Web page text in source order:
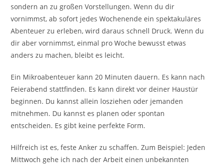
sondern an zu großen Vorstellungen. Wenn du dir
vornimmst, ab sofort jedes Wochenende ein spektakuläres
Abenteuer zu erleben, wird daraus schnell Druck. Wenn du
dir aber vornimmst, einmal pro Woche bewusst etwas
anders zu machen, bleibt es leicht.
Ein Mikroabenteuer kann 20 Minuten dauern. Es kann nach
Feierabend stattfinden. Es kann direkt vor deiner Haustür
beginnen. Du kannst allein losziehen oder jemanden
mitnehmen. Du kannst es planen oder spontan
entscheiden. Es gibt keine perfekte Form.
Hilfreich ist es, feste Anker zu schaffen. Zum Beispiel: Jeden
Mittwoch gehe ich nach der Arbeit einen unbekannten